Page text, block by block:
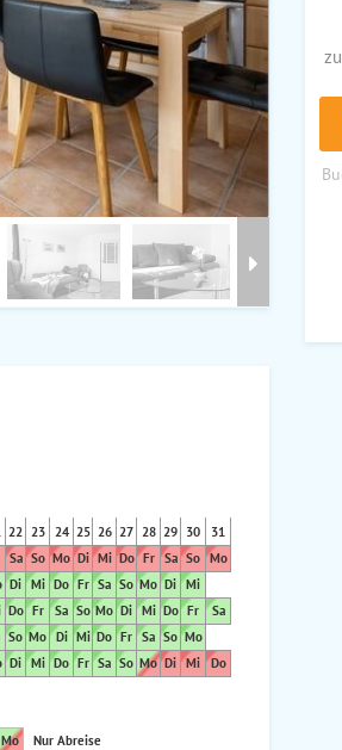
22 23 24 25 26 27 28 29 30
31
Sa So Mo Di Mi Do Fr Sa So Mo
Di Mi Do Fr Sa So Mo Di Mi
Do Fr Sa So Mo Di Mi Do Fr
Sa
So Mo Di Mi Do Fr Sa So Mo
Di Mi Do Fr Sa So Mo Di Mi Do
Mo Nur Abreise